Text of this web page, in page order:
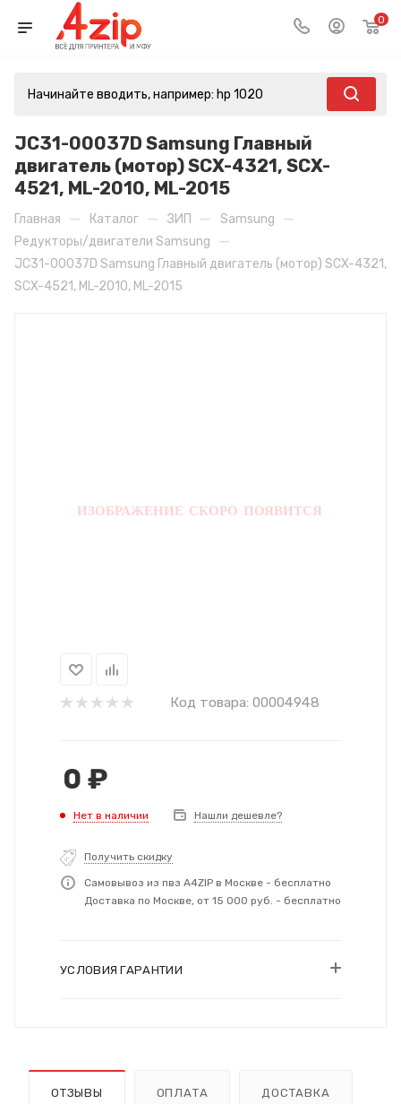
0
JC31-00037D Samsung Главный
двигатель (мотор) SCX-4321, SCX-
4521, ML-2010, ML-2015
Главная — Каталог — ЗИП — Samsung —
Редукторы/двигатели Samsung —
JC31-00037D Samsung Главный двигатель (мотор) SCX-4321,
SCX-4521, ML-2010, ML-2015
Код товара: 00004948
0 ₽
Нет в наличии Нашли дешевле?
Получить скидку
Самовывоз из пвз A4ZIP в Москве - бесплатно
Доставка по Москве, от 15 000 руб. - бесплатно
УСЛОВИЯ ГАРАНТИИ
ОТЗЫВЫ ОПЛАТА ДОСТАВКА